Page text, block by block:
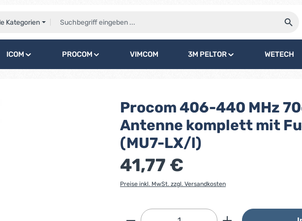
Kategorien
ICOM PROCOM VIMCOM 3M PELTOR WETECH
Procom 406-440 MHz
Antenne komplett mit
(MU7-LX/l)
41,77 €
Preise inkl. MwSt. zzgl. Versandkosten
Produkt Anzahl: Gib den